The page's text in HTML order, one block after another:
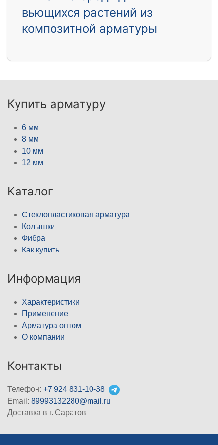
вьющихся растений из
композитной арматуры
Купить арматуру
6 мм
8 мм
10 мм
12 мм
Каталог
Стеклопластиковая арматура
Колышки
Фибра
Как купить
Информация
Характеристики
Применение
Арматура оптом
О компании
Контакты
Телефон: +7 924 831-10-38
Email: 89993132280@mail.ru
Доставка в г. Саратов